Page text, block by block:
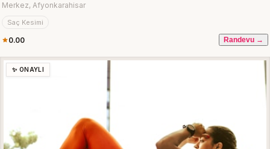
Merkez, Afyonkarahisar
Saç Kesimi
0.00 Randevu →
✨ ONAYLI